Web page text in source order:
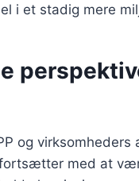
i et stadig mere
og
med at